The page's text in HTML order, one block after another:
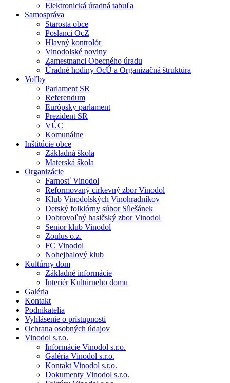
Elektronická úradná tabuľa
Samospráva
Starosta obce
Poslanci OcZ
Hlavný kontrolór
Vinodolské noviny
Zamestnanci Obecného úradu
Úradné hodiny OcÚ a Organizačná štruktúra
Voľby
Parlament SR
Referendum
Európsky parlament
Prezident SR
VÚC
Komunálne
Inštitúcie obce
Základná škola
Materská škola
Organizácie
Farnosť Vinodol
Reformovaný cirkevný zbor Vinodol
Klub Vinodolských Vinohradníkov
Detský folklórny súbor Sílešánek
Dobrovoľný hasičský zbor Vinodol
Senior klub Vinodol
Zoulus o.z.
FC Vinodol
Nohejbalový klub
Kultúrny dom
Základné informácie
Interiér Kultúrneho domu
Galéria
Kontakt
Podnikatelia
Vyhlásenie o prístupnosti
Ochrana osobných údajov
Vinodol s.r.o.
Informácie Vinodol s.r.o.
Galéria Vinodol s.r.o.
Kontakt Vinodol s.r.o.
Dokumenty Vinodol s.r.o.